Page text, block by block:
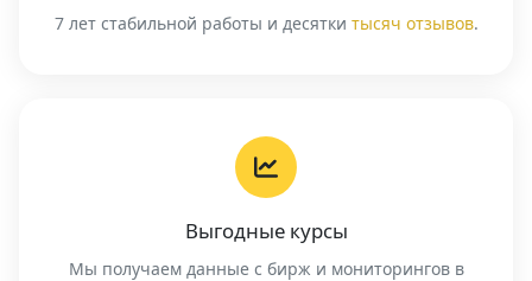
7 лет стабильной работы и десятки тысяч отзывов.
Выгодные курсы
Мы получаем данные с бирж и мониторингов в